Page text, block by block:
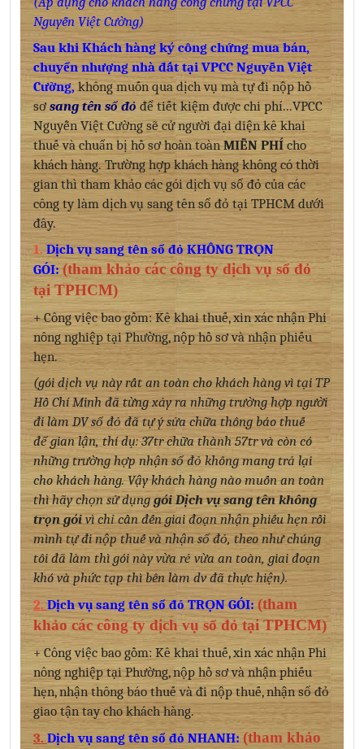
Nguyễn Việt Cường)
Sau khi Khách hàng ký công chứng mua bán,
chuyển nhượng nhà đất tại VPCC Nguyễn Việt
Cường, không muốn qua dịch vụ mà tự đi nộp hồ
sơsang tên sổ đỏ để tiết kiệm được chi phí...VPCC
Nguyễn Việt Cường sẽ cử người đại diện kê khai
thuế và chuẩn bị hồ sơ hoàn toànMIỄN PHÍ cho
khách hàng. Trường hợp khách hàng không có thời
gian thì tham khảo các gói dịch vụ sổ đỏ của các
công ty làm dịch vụ sang tên sổ đỏ tại TPHCM dưới
đây.
1.Dịch vụ sang tên sổ đỏ KHÔNG TRỌN
GÓI: (tham khảo các công ty dịch vụ sổ đỏ
tại TPHCM)
+ Công việc bao gồm: Kê khai thuế, xin xác nhận Phi
nông nghiệp tại Phường, nộp hồ sơ và nhận phiếu
hẹn.
(gói dịch vụ này rất an toàn cho khách hàng vì tại TP
Hồ Chí Minh đã từng xảy ra những trường hợp người
đi làm DV sổ đỏ đã tự ý sửa chữa thông báo thuế
để gian lận, thí dụ: 37tr chữa thành 57tr và còn có
những trường hợp nhận sổ đỏ không mang trả lại
cho khách hàng. Vậy khách hàng nào muốn an toàn
thì hãy chọn sử dụng gói Dịch vụ sang tên không
trọn góivì chỉ cần đến giai đoạn nhận phiếu hẹn rồi
mình tự đi nộp thuế và nhận sổ đỏ, theo như chúng
tôi đã làm thì gói này vừa rẻ vừa an toàn, giai đoạn
khó và phức tạp thì bên làm dv đã thực hiện).
2. Dịch vụ sang tên sổ đỏ TRỌN GÓI: (tham
khảo các công ty dịch vụ sổ đỏ tại TPHCM)
+ Công việc bao gồm: Kê khai thuế, xin xác nhận Phi
nông nghiệp tại Phường, nộp hồ sơ và nhận phiếu
hẹn, nhận thông báo thuế và đi nộp thuế, nhận sổ đỏ
giao tận tay cho khách hàng.
3. Dịch vụ sang tên sổ đỏ NHANH: (tham khảo